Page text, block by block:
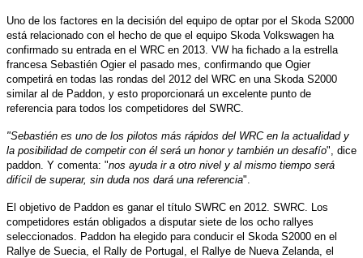
Uno de los factores en la decisión del equipo de optar por el Skoda S2000
está relacionado con el hecho de que el equipo Skoda Volkswagen ha
confirmado su entrada en el WRC en 2013. VW ha fichado a la estrella
francesa Sebastién Ogier el pasado mes, confirmando que Ogier
competirá en todas las rondas del 2012 del WRC en una Skoda S2000
similar al de Paddon, y esto proporcionará un excelente punto de
referencia para todos los competidores del SWRC.
"Sebastién es uno de los pilotos más rápidos del WRC en la actualidad y
la posibilidad de competir con él será un honor y también un desafío", dice
paddon. Y comenta: "nos ayuda ir a otro nivel y al mismo tiempo será
difícil de superar, sin duda nos dará una referencia".
El objetivo de Paddon es ganar el título SWRC en 2012. SWRC. Los
competidores están obligados a disputar siete de los ocho rallyes
seleccionados . Paddon ha elegido para conducir el Skoda S2000 en el
Rallye de Suecia, el Rally de Portugal, el Rallye de Nueva Zelanda, el